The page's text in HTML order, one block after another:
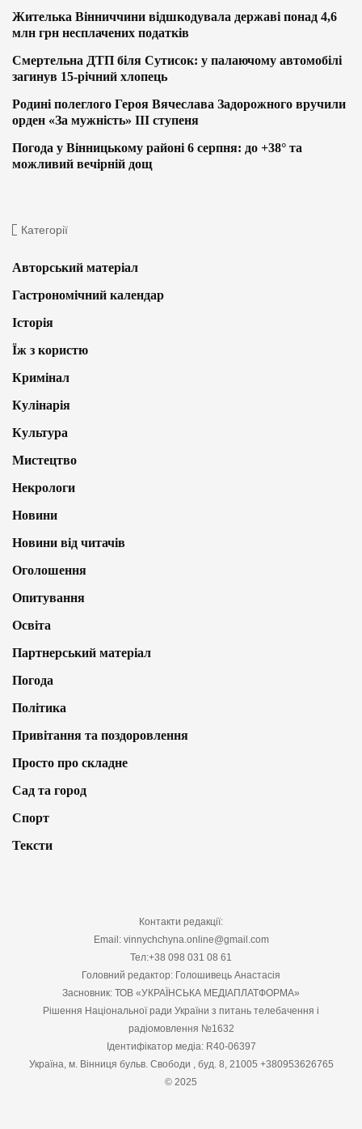
Жителька Вінниччини відшкодувала державі понад 4,6
млн грн несплачених податків
Смертельна ДТП біля Сутисок: у палаючому автомобілі
загинув 15-річний хлопець
Родині полеглого Героя Вячеслава Задорожного вручили
орден «За мужність» ІІІ ступеня
Погода у Вінницькому районі 6 серпня: до +38° та
можливий вечірній дощ
Категорії
Авторський матеріал
Гастрономічний календар
Історія
Їж з користю
Кримінал
Кулінарія
Культура
Мистецтво
Некрологи
Новини
Новини від читачів
Оголошення
Опитування
Освіта
Партнерський матеріал
Погода
Політика
Привітання та поздоровлення
Просто про складне
Сад та город
Спорт
Тексти
Контакти редакції:
Email: vinnychchyna.online@gmail.com
Тел:+38 098 031 08 61
Головний редактор: Голошивець Анастасія
Засновник: ТОВ «УКРАЇНСЬКА МЕДІАПЛАТФОРМА»
Рішення Національної ради України з питань телебачення і
радіомовлення №1632
Ідентифікатор медіа: R40-06397
Україна, м. Вінниця бульв. Свободи , буд. 8, 21005 +380953626765
© 2025